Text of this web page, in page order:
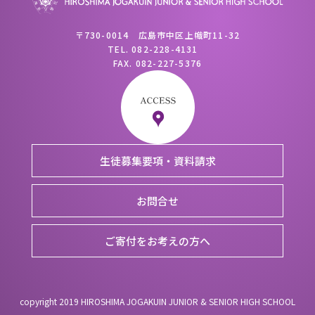
〒730-0014 広島市中区上幟町11-32
TEL.082-228-4131
FAX. 082-227-5376
生徒募集要項・資料請求
お問合せ
ご寄付をお考えの方へ
copyright 2019 HIROSHIMA JOGAKUIN JUNIOR & SENIOR HIGH SCHOOL